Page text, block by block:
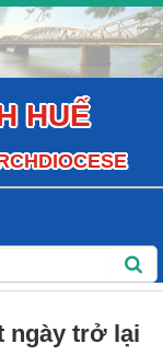
HUẾ
ngày trở lại